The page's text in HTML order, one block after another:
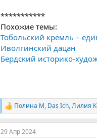
***********
Похожие темы:
Тобольский кремль –
Иволгинский дацан
Бердский историко-
Р
е
а
к
Полина М, Das Ich,Лилия
29 Апр 2024